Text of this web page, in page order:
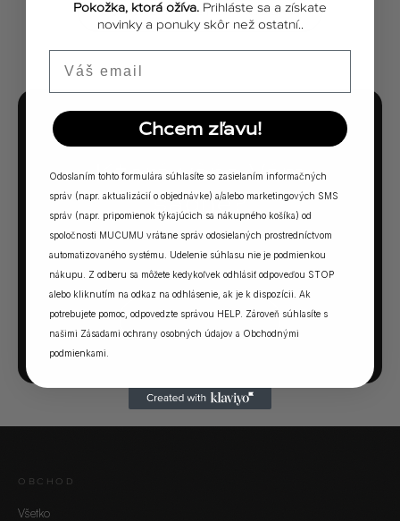
ZOBRAZIŤ VŠETKY PRÍBEHY
MUCUMU KVÍZ
Ktorá vôňa Vám
sadne?
5 otázok. Jedna odpoveď. Vaša ideálna MUCUMU
vôňa.
SPUSTIŤ KVÍZ →
OBCHOD
Všetko
Pokožka, ktorá ožíva. Prihláste sa a získate
novinky a ponuky skôr než ostatní..
Chcem zľavu!
Odoslaním tohto formulára súhlasíte so zasielaním informačných
správ (napr. aktualizácií o objednávke) a/alebo marketingových SMS
správ (napr. pripomienok týkajúcich sa nákupného košíka) od
spoločnosti MUCUMU vrátane správ odosielaných prostredníctvom
automatizovaného systému. Udelenie súhlasu nie je podmienkou
nákupu. Z odberu sa môžete kedykoľvek odhlásiť odpoveďou STOP
alebo kliknutím na odkaz na odhlásenie, ak je k dispozícii. Ak
potrebujete pomoc, odpovedzte správou HELP. Zároveň súhlasíte s
našimi Zásadami ochrany osobných údajov a Obchodnými
podmienkami